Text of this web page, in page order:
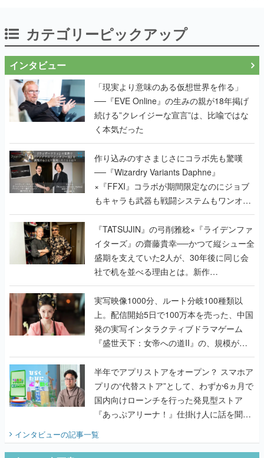
カテゴリーピックアップ
インタビュー
「現実より意味のある仮想世界を作る」
──『EVE Online』の生みの親が18年掲げ
続ける”クレイジーな宣言”は、比喩ではな
く本気だった
作り込みのすさまじさにコラボ先も驚嘆
──『Wizardry Variants Daphne』
×『FFXI』コラボが期間限定なのにジョブ
もキャラも武器も戦闘システムもワンオフ
で作り込まれた理由を両ディレクターに聞
く
『TATSUJIN』の弓削雅稔×『ライデンファ
イターズ』の齋藤貴幸──かつて縦シュー全
盛期を支えていた2人が、30年後に同じ会
社で机を並べる理由とは。新作
『TATSUJIN EXTREME』で初タッグを組
んだレジェンド2人に訊く開発秘話
実写映像1000分、ルート分岐100種類以
上。配信開始5日で100万本を売った、中国
発の実写インタラクティブドラマゲーム
『盛世天下：女帝への道II』の、規模が違
うこだわりをプロデューサーに聞いた
半年でアプリストアをオープン？ スマホア
プリの“代替ストア”として、わずか6ヵ月で
国内向けローンチを行った発見型ストア
『あっぷアリーナ！』仕掛け人に話を聞い
インタビューの記事一覧